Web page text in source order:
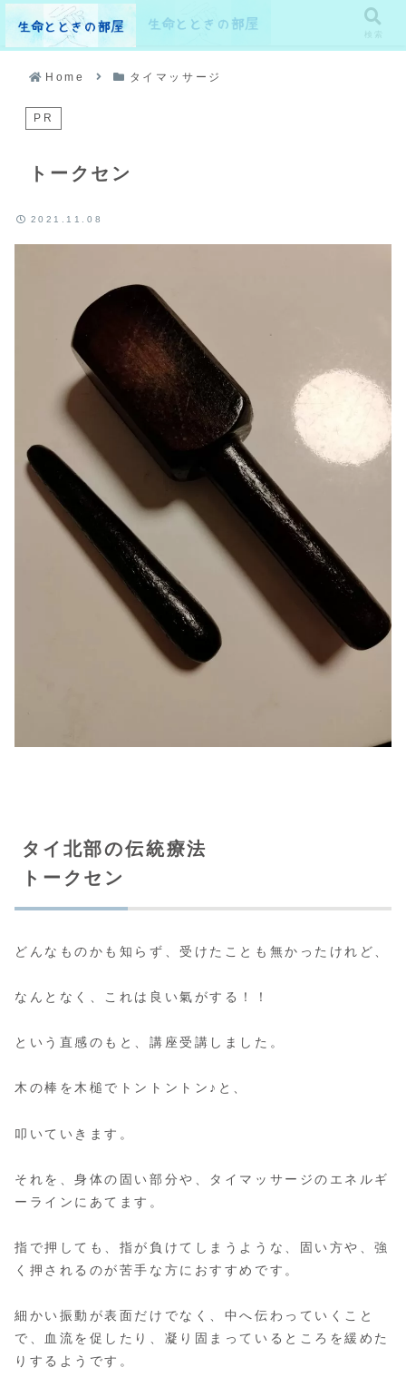
Home タイマッサージ
PR
トークセン
2021.11.08
タイ北部の伝統療法
トークセン
どんなものかも知らず、受けたことも無かったけれど、
なんとなく、これは良い氣がする！！
という直感のもと、講座受講しました。
木の棒を木槌でトントントン♪と、
叩いていきます。
それを、身体の固い部分や、タイマッサージのエネルギ
ーラインにあてます。
指で押しても、指が負けてしまうような、固い方や、強
く押されるのが苦手な方におすすめです。
細かい振動が表面だけでなく、中へ伝わっていくこと
で、血流を促したり、凝り固まっているところを緩めた
りするようです。
メニュー 検索